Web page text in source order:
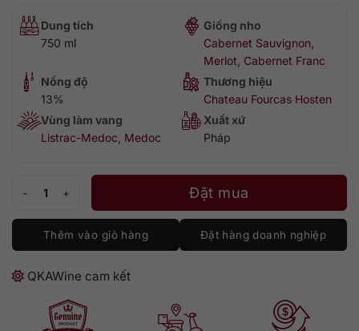
Dung tích
750 ml
Giống nho
Cabernet Sauvignon
Merlot Cabernet Franc
Nồng độ
13%
Thương hiệu
Chateau Fourcas Hosten
Vùng làm vang
Listrac-Medoc Medoc
Xuất xứ
Pháp
Château Fourcas Hosten Listrac-Médoc số lượng
Đặt mua
Thêm vào giỏ hàng Đặt hàng doanh nghiệp
QKAWine cam kết